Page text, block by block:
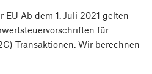
Ab dem 1. Juli 2021 gelten
für
Transaktionen. Wir berechnen